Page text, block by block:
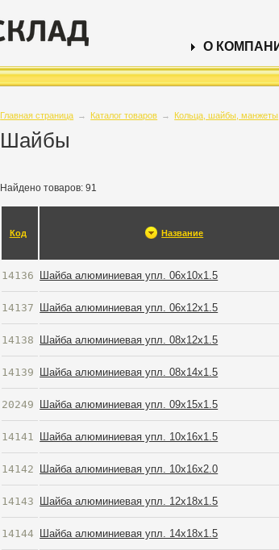
О
Главная страница → Каталог товаров → Кольца, шайбы, манжеты
Шайбы
Найдено товаров: 91
Код Название
14136 Шайба алюминиевая упл. 06х10х1.5
14137 Шайба алюминиевая упл. 06х12х1.5
14138 Шайба алюминиевая упл. 08х12х1.5
14139 Шайба алюминиевая упл. 08х14х1.5
20249 Шайба алюминиевая упл. 09х15х1.5
14141 Шайба алюминиевая упл. 10х16х1.5
14142 Шайба алюминиевая упл. 10х16х2.0
14143 Шайба алюминиевая упл. 12х18х1.5
14144 Шайба алюминиевая упл. 14х18х1.5